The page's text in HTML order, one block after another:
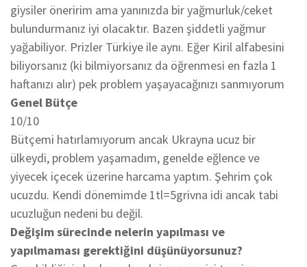
giysiler öneririm ama yanınızda bir yağmurluk/ceket
bulundurmanız iyi olacaktır. Bazen şiddetli yağmur
yağabiliyor. Prizler Türkiye ile aynı. Eğer Kiril alfabesini
biliyorsanız (ki bilmiyorsanız da öğrenmesi en fazla 1
haftanızı alır) pek problem yaşayacağınızı sanmıyorum
Genel Bütçe
10/10
Bütçemi hatırlamıyorum ancak Ukrayna ucuz bir
ülkeydi, problem yaşamadım, genelde eğlence ve
yiyecek içecek üzerine harcama yaptım. Şehrim çok
ucuzdu. Kendi dönemimde 1tl=5grivna idi ancak tabi
ucuzluğun nedeni bu değil.
Değişim sürecinde nelerin yapılması ve
yapılmaması gerektiğini düşünüyorsunuz?